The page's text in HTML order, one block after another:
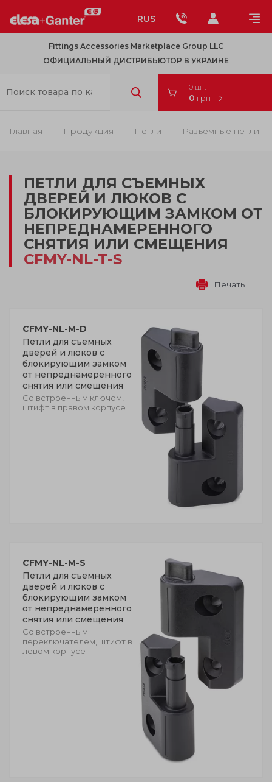
RUS
Fittings Accessories Marketplace Group LLC
ОФИЦИАЛЬНЫЙ ДИСТРИБЬЮТОР В УКРАИНЕ
0 шт.
0 грн
Главная Продукция Петли Разъёмные петли
ПЕТЛИ ДЛЯ СЪЕМНЫХ
ДВЕРЕЙ И ЛЮКОВ С
БЛОКИРУЮЩИМ ЗАМКОМ ОТ
НЕПРЕДНАМЕРЕННОГО
СНЯТИЯ ИЛИ СМЕЩЕНИЯ
CFMY-NL-T-S
Печать
CFMY-NL-M-D
Петли для съемных
дверей и люков с
блокирующим замком
от непреднамеренного
снятия или смещения
Cо встроенным ключом,
штифт в правом корпусе
CFMY-NL-M-S
Петли для съемных
дверей и люков с
блокирующим замком
от непреднамеренного
снятия или смещения
Со встроенным
переключателем, штифт в
левом корпусе